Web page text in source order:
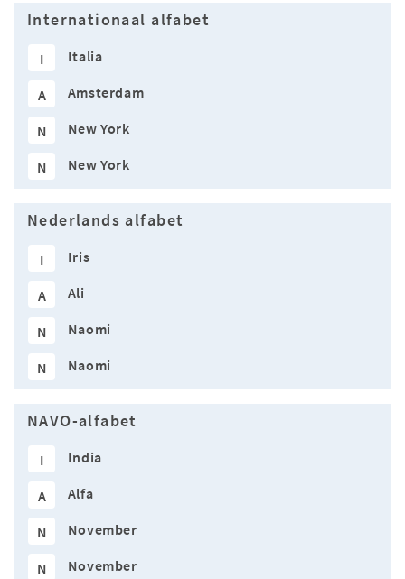
Internationaal alfabet
I Italia
A Amsterdam
N New York
N New York
Nederlands alfabet
I Iris
A Ali
N Naomi
N Naomi
NAVO-alfabet
I India
A Alfa
N November
N November